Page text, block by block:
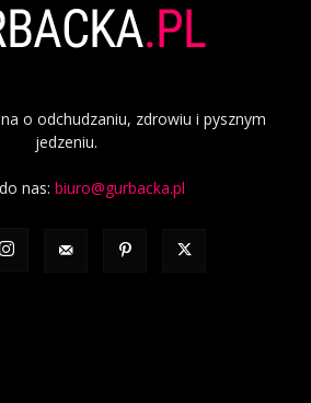
o odchudzaniu, zdrowiu i pysznym
jedzeniu.
nas: biuro@gurbacka.pl